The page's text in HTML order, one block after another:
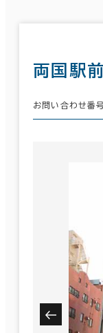
両国駅
お問い合わせ番号